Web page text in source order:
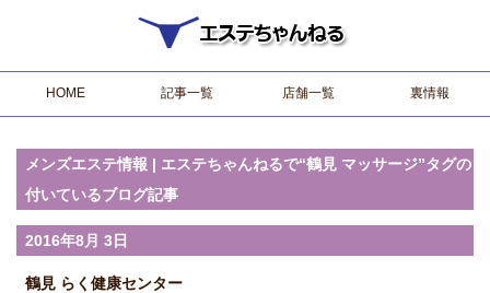
HOME 記事一覧 店舗一覧 裏情報
メンズエステ情報 | エステちゃんねるで“鶴見 マッサージ”タグの
付いているブログ記事
2016年8月 3日
鶴見 らく健康センター